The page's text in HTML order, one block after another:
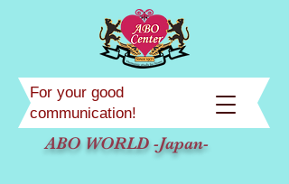
For your good
communication!
ABO WORLD -Japan-